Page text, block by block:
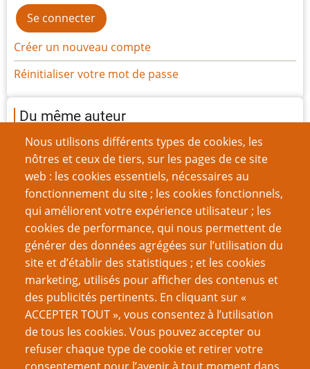
Nous utilisons différents types de cookies, les
nôtres et ceux de tiers, sur les pages de ce site
web : les cookies essentiels, nécessaires au
fonctionnement du site ; les cookies fonctionnels,
qui améliorent votre expérience utilisateur ; les
cookies de performance, qui nous permettent de
générer des données agrégées sur l’utilisation du
site et d’établir des statistiques ; et les cookies
marketing, utilisés pour afficher des contenus et
des publicités pertinents. En cliquant sur «
ACCEPTER TOUT », vous consentez à l’utilisation
de tous les cookies. Vous pouvez accepter ou
refuser chaque type de cookie et retirer votre
Créer un nouveau compte
Réinitialiser votre mot de passe
Du même auteur
Introduction aux contrats sociaux
Partager le récit
Jouer en distanciel m’a transformé
Toujours donner un reçu à vos joueurs
La marche manquante
Structure pour les scénarios de convention
Construction de scénarios : le modèle insulaire
Laissez les joueurs abréger les scènes
5 choses que les énigmes devraient être en JdR
VOUS AIMEREZ AUSSI
Dossier Mausritter